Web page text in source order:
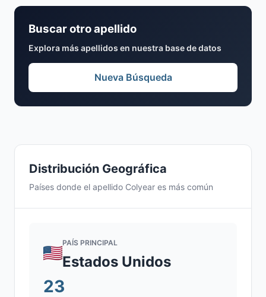
Distribución Geográfica
Países donde el apellido Colyear es más común
PAÍS PRINCIPAL
Estados Unidos
23
Buscar otro apellido
Explora más apellidos en nuestra base de datos
Nueva Búsqueda